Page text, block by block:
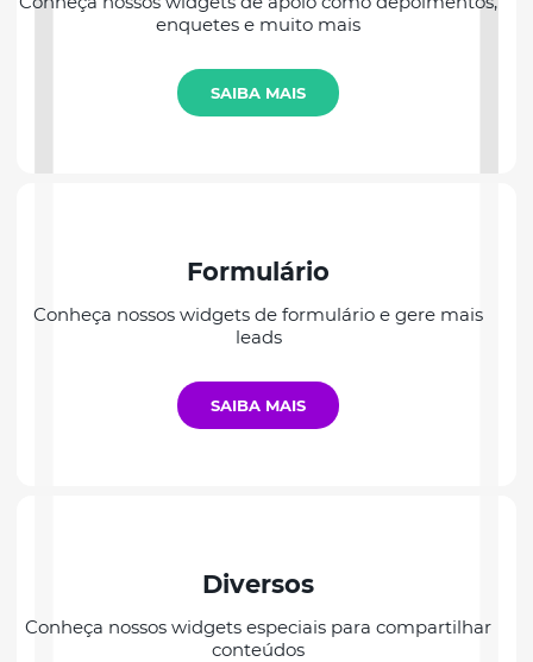
enquetes e muito mais
SAIBA MAIS
Formulário
Conheça nossos widgets de formulário e gere mais
leads
SAIBA MAIS
Diversos
Conheça nossos widgets especiais para compartilhar
conteúdos